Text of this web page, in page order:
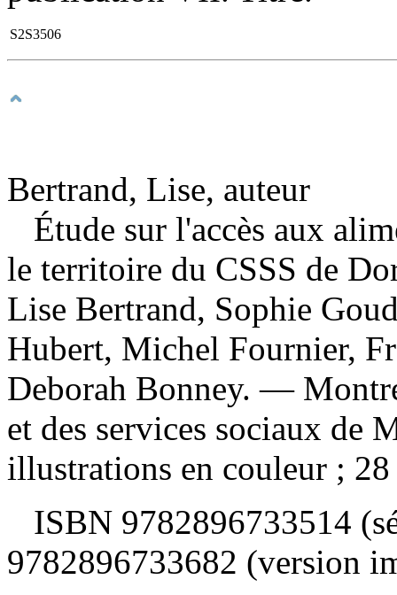
S2S3506
Bertrand, Lise, auteur
Étude sur l'accès aux
le territoire du CSSS de
Lise Bertrand, Sophie
Hubert, Michel Fournier,
Deborah Bonney. —
et des services sociaux
illustrations en couleur ;
ISBN 9782896733514
9782896733682 (version